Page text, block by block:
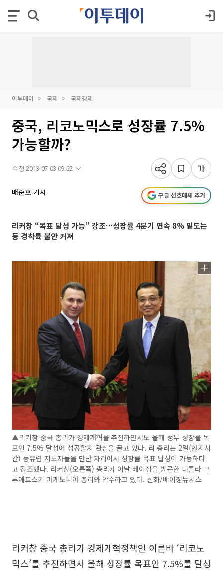
이투데이 국제 국제경제
중국, 리코노믹스로 성장률 7.5%
가능할까?
수정 2013-07-03 09:52
배준호 기자 구글 선호매체 추가
리커창 “목표 달성 가능” 강조…성장률 4분기 연속 8% 밑도는
등 경착륙 불안 커져
▲리커창 중국 총리가 경제개혁을 추진하면서도 올해 정부 성장률 목
표인 7.5% 달성에 성공할지 관심을 끌고 있다. 리 총리는 2일(현지시
간) 동유럽 지도자들을 만난 자리에서 성장률 목표 달성이 가능하다
고 강조했다. 리커창(오른쪽) 총리가 이날 베이징을 방문한 니콜라 그
루에프스키 마케도니아 총리와 악수하고 있다. 신화/베이징뉴시스
리커창 중국 총리가 경제개혁정책인 이른바 ‘리코노
믹스’를 추진하면서 올해 성장률 목표인 7.5%를 달성